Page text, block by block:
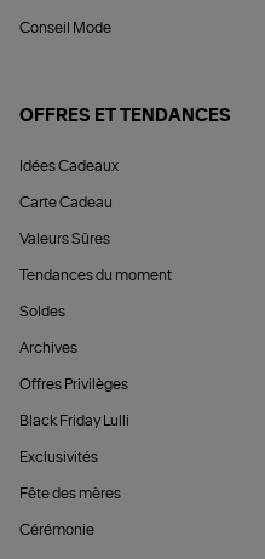
Conseil Mode
OFFRES ET TENDANCES
Idées Cadeaux
Carte Cadeau
Valeurs Sûres
Tendances du moment
Soldes
Archives
Offres Privilèges
Black Friday Lulli
Exclusivités
Fête des mères
Cérémonie